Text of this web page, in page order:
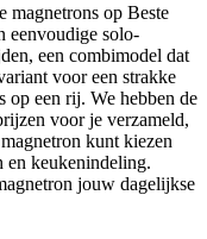
magnetrons op Beste
eenvoudige solo-
een combimodel dat
voor een strakke
op een rij. We hebben de
voor je verzameld,
kunt kiezen
en keukenindeling.
jouw dagelijkse